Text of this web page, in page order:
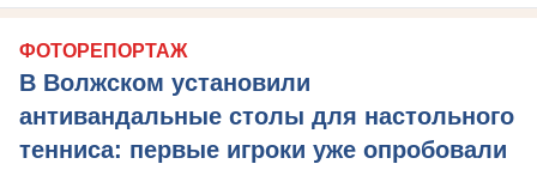
ФОТОРЕПОРТАЖ
В Волжском установили
антивандальные столы для настольного
тенниса: первые игроки уже опробовали